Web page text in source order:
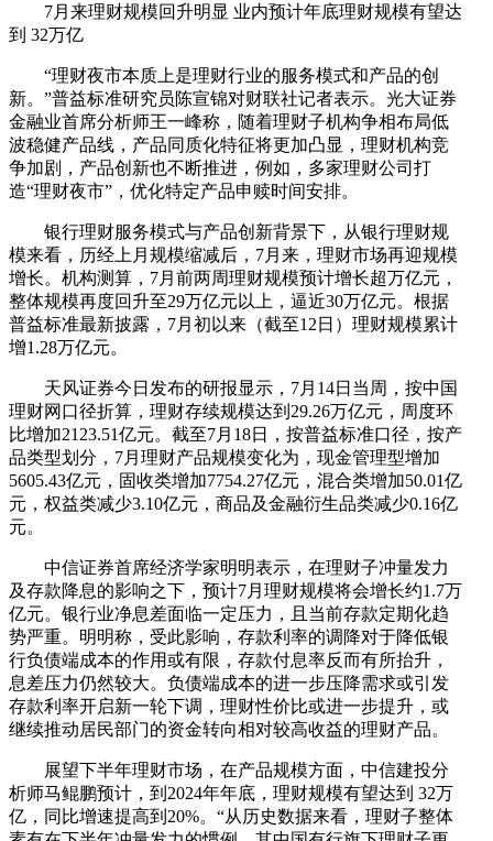
7月来理财规模回升明显 业内预计年底理财规模有望达
到 32万亿
“理财夜市本质上是理财行业的服务模式和产品的创
新。”普益标准研究员陈宣锦对财联社记者表示。光大证券
金融业首席分析师王一峰称，随着理财子机构争相布局低
波稳健产品线，产品同质化特征将更加凸显，理财机构竞
争加剧，产品创新也不断推进，例如，多家理财公司打
造“理财夜市”，优化特定产品申赎时间安排。
银行理财服务模式与产品创新背景下，从银行理财规
模来看，历经上月规模缩减后，7月来，理财市场再迎规模
增长。机构测算，7月前两周理财规模预计增长超万亿元，
整体规模再度回升至29万亿元以上，逼近30万亿元。根据
普益标准最新披露，7月初以来（截至12日）理财规模累计
增1.28万亿元。
天风证券今日发布的研报显示，7月14日当周，按中国
理财网口径折算，理财存续规模达到29.26万亿元，周度环
比增加2123.51亿元。截至7月18日，按普益标准口径，按产
品类型划分，7月理财产品规模变化为，现金管理型增加
5605.43亿元，固收类增加7754.27亿元，混合类增加50.01亿
元，权益类减少3.10亿元，商品及金融衍生品类减少0.16亿
元。
中信证券首席经济学家明明表示，在理财子冲量发力
及存款降息的影响之下，预计7月理财规模将会增长约1.7万
亿元。银行业净息差面临一定压力，且当前存款定期化趋
势严重。明明称，受此影响，存款利率的调降对于降低银
行负债端成本的作用或有限，存款付息率反而有所抬升，
息差压力仍然较大。负债端成本的进一步压降需求或引发
存款利率开启新一轮下调，理财性价比或进一步提升，或
继续推动居民部门的资金转向相对较高收益的理财产品。
展望下半年理财市场，在产品规模方面，中信建投分
析师马鲲鹏预计，到2024年年底，理财规模有望达到 32万
亿，同比增速提高到20%。“从历史数据来看，理财子整体